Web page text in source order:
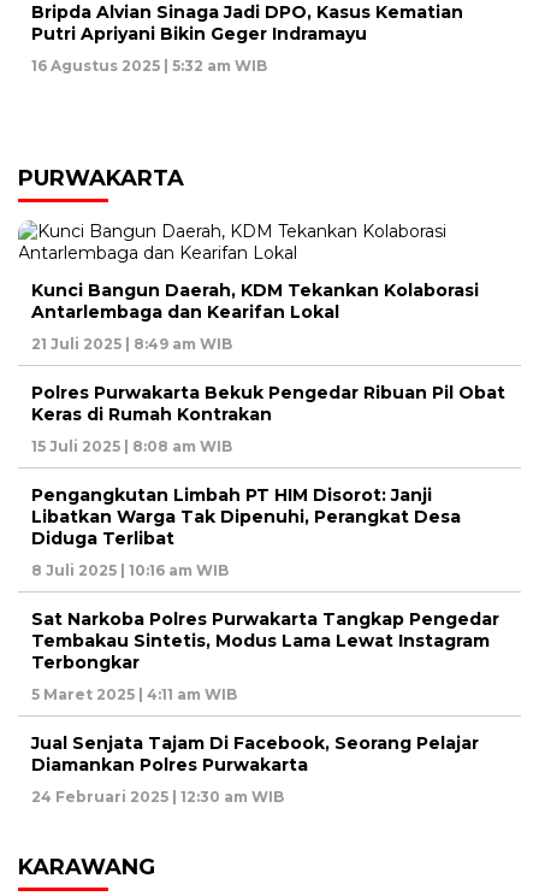
Bripda Alvian Sinaga Jadi DPO, Kasus Kematian
Putri Apriyani Bikin Geger Indramayu
16 Agustus 2025 | 5:32 am WIB
PURWAKARTA
Kunci Bangun Daerah, KDM Tekankan Kolaborasi
Antarlembaga dan Kearifan Lokal
21 Juli 2025 | 8:49 am WIB
Polres Purwakarta Bekuk Pengedar Ribuan Pil Obat
Keras di Rumah Kontrakan
15 Juli 2025 | 8:08 am WIB
Pengangkutan Limbah PT HIM Disorot: Janji
Libatkan Warga Tak Dipenuhi, Perangkat Desa
Diduga Terlibat
8 Juli 2025 | 10:16 am WIB
Sat Narkoba Polres Purwakarta Tangkap Pengedar
Tembakau Sintetis, Modus Lama Lewat Instagram
Terbongkar
5 Maret 2025 | 4:11 am WIB
Jual Senjata Tajam Di Facebook, Seorang Pelajar
Diamankan Polres Purwakarta
24 Februari 2025 | 12:30 am WIB
KARAWANG